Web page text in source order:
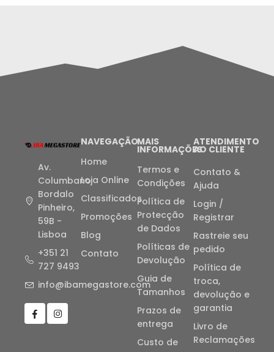
Av.
Columbano
Bordalo
Pinheiro,
59B -
Lisboa
+351 21
727 9493
info@ibamegastore.com
NAVEGAÇÃO
Home
Loja Online
Classificados
Promoções
Blog
Contato
MAIS
INFORMAÇÕES
Termos e
Condições
Política de
Protecção
de Dados
Políticas de
Devolução
Guia de
Tamanhos
Prazos de
entrega
Custo de
ATENDIMENTO
AO CLIENTE
Contato &
Ajuda
Login /
Registrar
Rastreie seu
pedido
Política de
troca,
devolução e
garantia
Livro de
Reclamações